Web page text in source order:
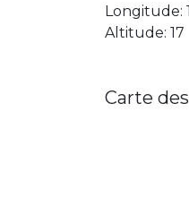
Longitude:
Altitude: 17
Carte